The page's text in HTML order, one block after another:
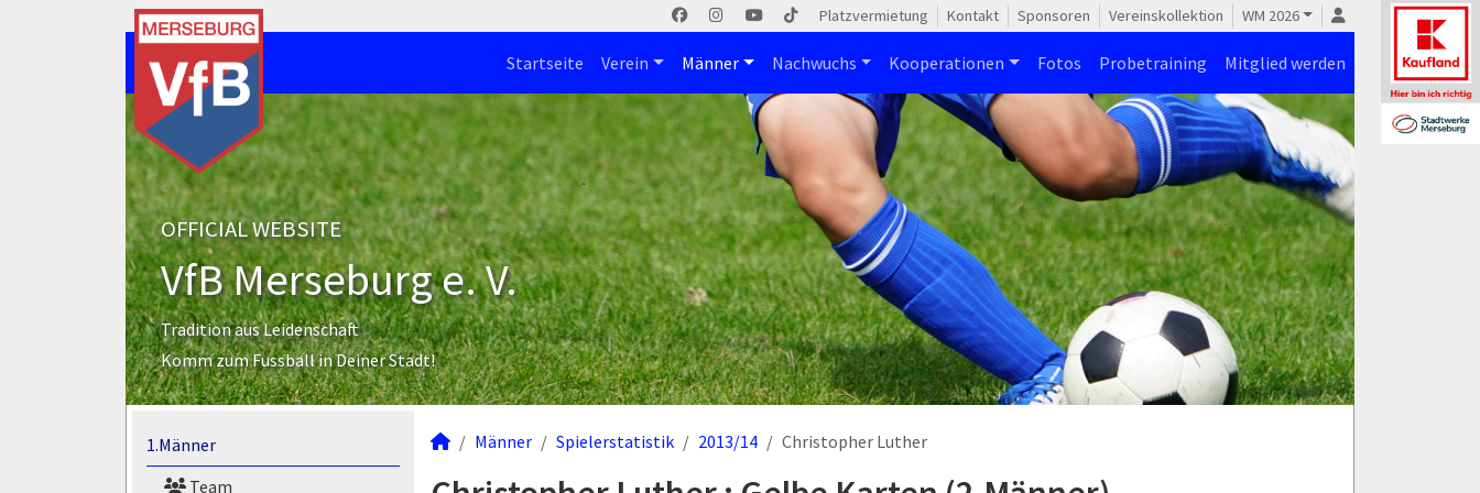
Platzvermietung Kontakt Sponsoren Vereinskollektion WM 2026
Startseite Verein Männer Nachwuchs Kooperationen Fotos Probetraining Mitglied werden
OFFICIAL WEBSITE
VfB Merseburg e. V.
Tradition aus Leidenschaft
Komm zum Fussball in Deiner Stadt!
1.Männer
Team
Männer Spielerstatistik 2013/14 Christopher Luther